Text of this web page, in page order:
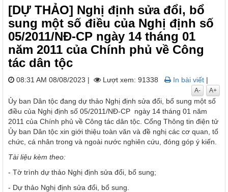
[DỰ THẢO] Nghị định sửa đổi, bổ
sung một số điều của Nghị định số
05/2011/NĐ-CP ngày 14 tháng 01
năm 2011 của Chính phủ về Công
tác dân tộc
08:31 AM 08/08/2023 | Lượt xem: 91338 In bài viết |
A+
A-
Ủy ban Dân tộc đang dự thảo Nghị định sửa đổi, bổ sung một số
điều của Nghị định số 05/2011/NĐ-CP ngày 14 tháng 01 năm
2011 của Chính phủ về Công tác dân tộc. Cổng Thông tin điện tử
Ủy ban Dân tộc xin giới thiệu toàn văn và đề nghị các cơ quan, tổ
chức, cá nhân trong và ngoài nước nghiên cứu, đóng góp ý kiến.
Tài liệu kèm theo:
- Tờ trình dự thảo Nghị định sửa đổi, bổ sung;
- Dự thảo Nghị định sửa đổi, bổ sung.